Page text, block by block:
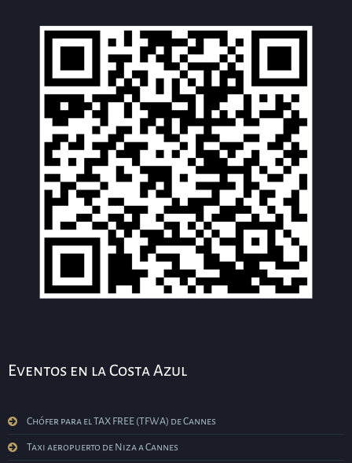
Eventos en la Costa Azul
Chófer para el TAX FREE (TFWA) de Cannes
Taxi aeropuerto de Niza a Cannes